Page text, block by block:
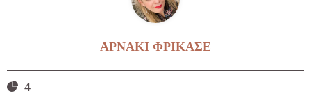
ΑΡΝΑΚΙ ΦΡΙΚΑΣΕ
4